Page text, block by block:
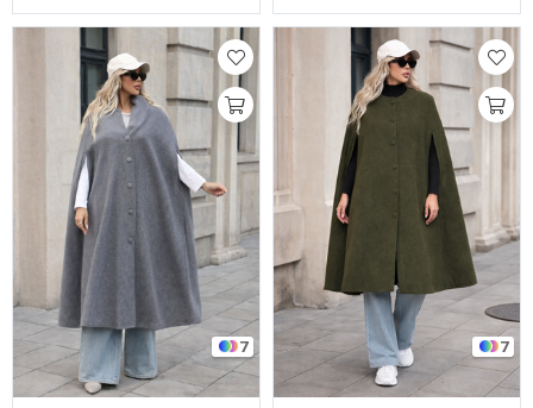
7 7